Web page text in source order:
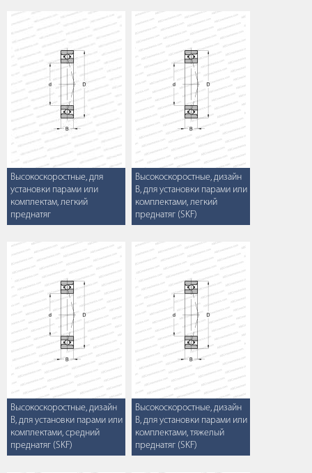
Высокоскоростные, для
установки парами или
комплектам, легкий
преднатяг
Высокоскоростные, дизайн
B, для установки парами или
комплектами, легкий
преднатяг (SKF)
Высокоскоростные, дизайн
B, для установки парами или
комплектами, средний
преднатяг (SKF)
Высокоскоростные, дизайн
B, для установки парами или
комплектами, тяжелый
преднатяг (SKF)